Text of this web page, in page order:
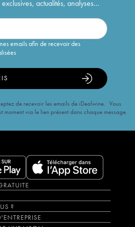
actualités, analyses...
emails afin de recevoir des
de recevoir les emails de iDealwine. Vous
moment via le lien présent dans chaque message.
?